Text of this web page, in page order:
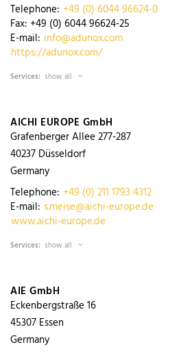
Telephone: +49 (0) 6044 96624-0
Fax: +49 (0) 6044 96624-25
E-mail: info@adunox.com
https://adunox.com/
Services: show all
AICHI EUROPE GmbH
Grafenberger Allee 277-287
40237 Düsseldorf
Germany
Telephone: +49 (0) 211 1793 4312
E-mail: s.meise@aichi-europe.de
www.aichi-europe.de
Services: show all
AIE GmbH
Eckenbergstraße 16
45307 Essen
Germany